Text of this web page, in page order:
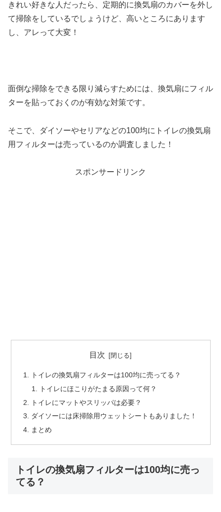
きれい好きな人だったら、定期的に換気扇のカバーを外し
て掃除をしているでしょうけど、高いところにあります
し、アレって大変！
面倒な掃除をできる限り減らすためには、換気扇にフィル
ターを貼っておくのが有効な対策です。
そこで、ダイソーやセリアなどの100均にトイレの換気扇
用フィルターは売っているのか調査しました！
スポンサードリンク
目次
トイレの換気扇フィルターは100均に売ってる？
トイレにほこりがたまる原因って何？
トイレにマットやスリッパは必要？
ダイソーには床掃除用ウェットシートもありました！
まとめ
トイレの換気扇フィルターは100均に売っ
てる？